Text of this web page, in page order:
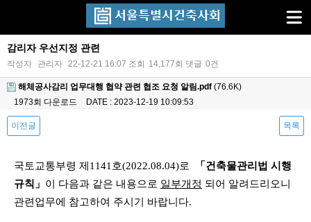
감리자 우선지정 관련
작성자 관리자 22-12-21 16:07 조회 14,177회 댓글 0건
해체공사감리 업무대행 협약 관련 협조 요청 알림.pdf (76.6K)
1973회 다운로드
DATE : 2023-12-19 10:09:53
이전글 목록
국토교통부령 제1141호(2022.08.04)로
「건축물관리법 시행
규칙 」 이 다음과 같은 내용으로 일부개정 되어 알려드리오니
관련업무에 참고하여 주시기 바랍니다.